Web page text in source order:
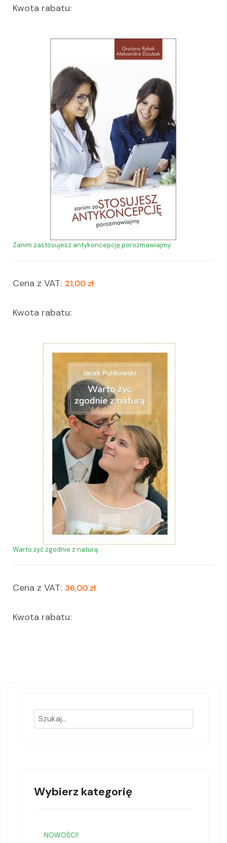
Kwota rabatu:
Zanim zastosujesz antykoncepcję porozmawiajmy
Cena z VAT: 21,00 zł
Kwota rabatu:
Warto żyć zgodnie z naturą
Cena z VAT: 36,00 zł
Kwota rabatu:
Wybierz kategorię
NOWOŚCI!